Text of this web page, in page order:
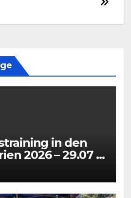
in den
2026 – 29.07 +